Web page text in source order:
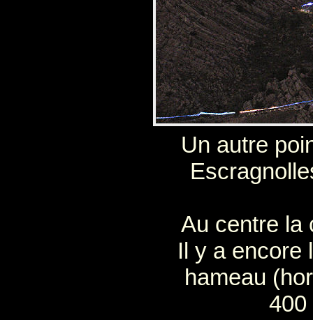
Un autre
Au centre la
Il y a encore
hameau
400